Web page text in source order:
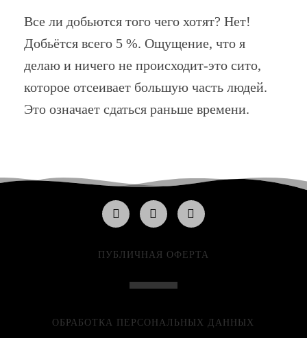
Все ли добьются того чего хотят? Нет!
Добьётся всего 5 %. Ощущение, что я
делаю и ничего не происходит-это сито,
которое отсеивает большую часть людей.
Это означает сдаться раньше времени.
ПУБЛИЧНАЯ ОФЕРТА
ОБРАБОТКА ПЕРСОНАЛЬНЫХ ДАННЫХ